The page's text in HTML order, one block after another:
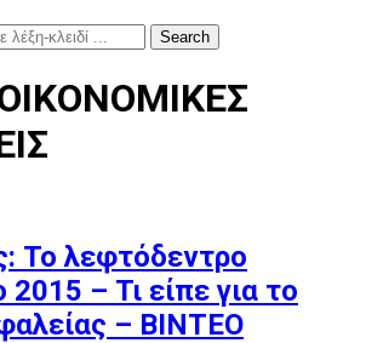
Search
Το λεφτόδεντρο
– Τι είπε για το
– ΒΙΝΤΕΟ